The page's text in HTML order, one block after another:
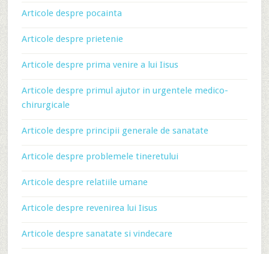
Articole despre pocainta
Articole despre prietenie
Articole despre prima venire a lui Iisus
Articole despre primul ajutor in urgentele medico-
chirurgicale
Articole despre principii generale de sanatate
Articole despre problemele tineretului
Articole despre relatiile umane
Articole despre revenirea lui Iisus
Articole despre sanatate si vindecare